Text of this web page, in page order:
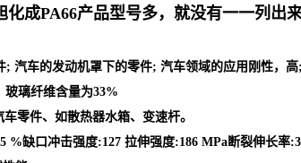
成PA66产品型号多，就没有一一列出
; 汽车的发动机罩下的零件; 汽车领域的应用刚性，
玻璃纤维含量为33%
零件、如散热器水箱、变速杆。
%缺口冲击强度:127 拉伸强度:186 MPa断裂伸长率